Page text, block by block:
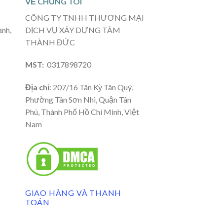
CÔNG TY TNHH THƯƠNG MẠI
DỊCH VỤ XÂY DỰNG TÂM
THÀNH ĐỨC
MST: 0317898720
Địa chỉ: 207/16 Tân Kỳ Tân Quý,
Phường Tân Sơn Nhì, Quận Tân
Phú, Thành Phố Hồ Chí Minh, Việt
Nam
GIAO HÀNG VÀ THANH
TOÁN